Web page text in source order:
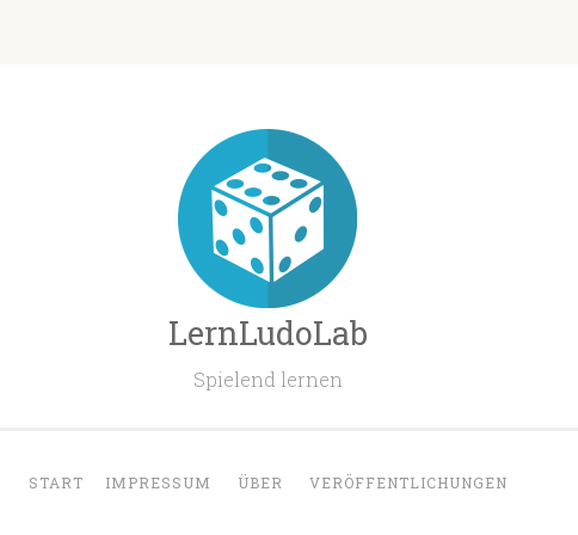
LernLudoLab
Spielend lernen
START IMPRESSUM ÜBER VERÖFFENTLICHUNGEN